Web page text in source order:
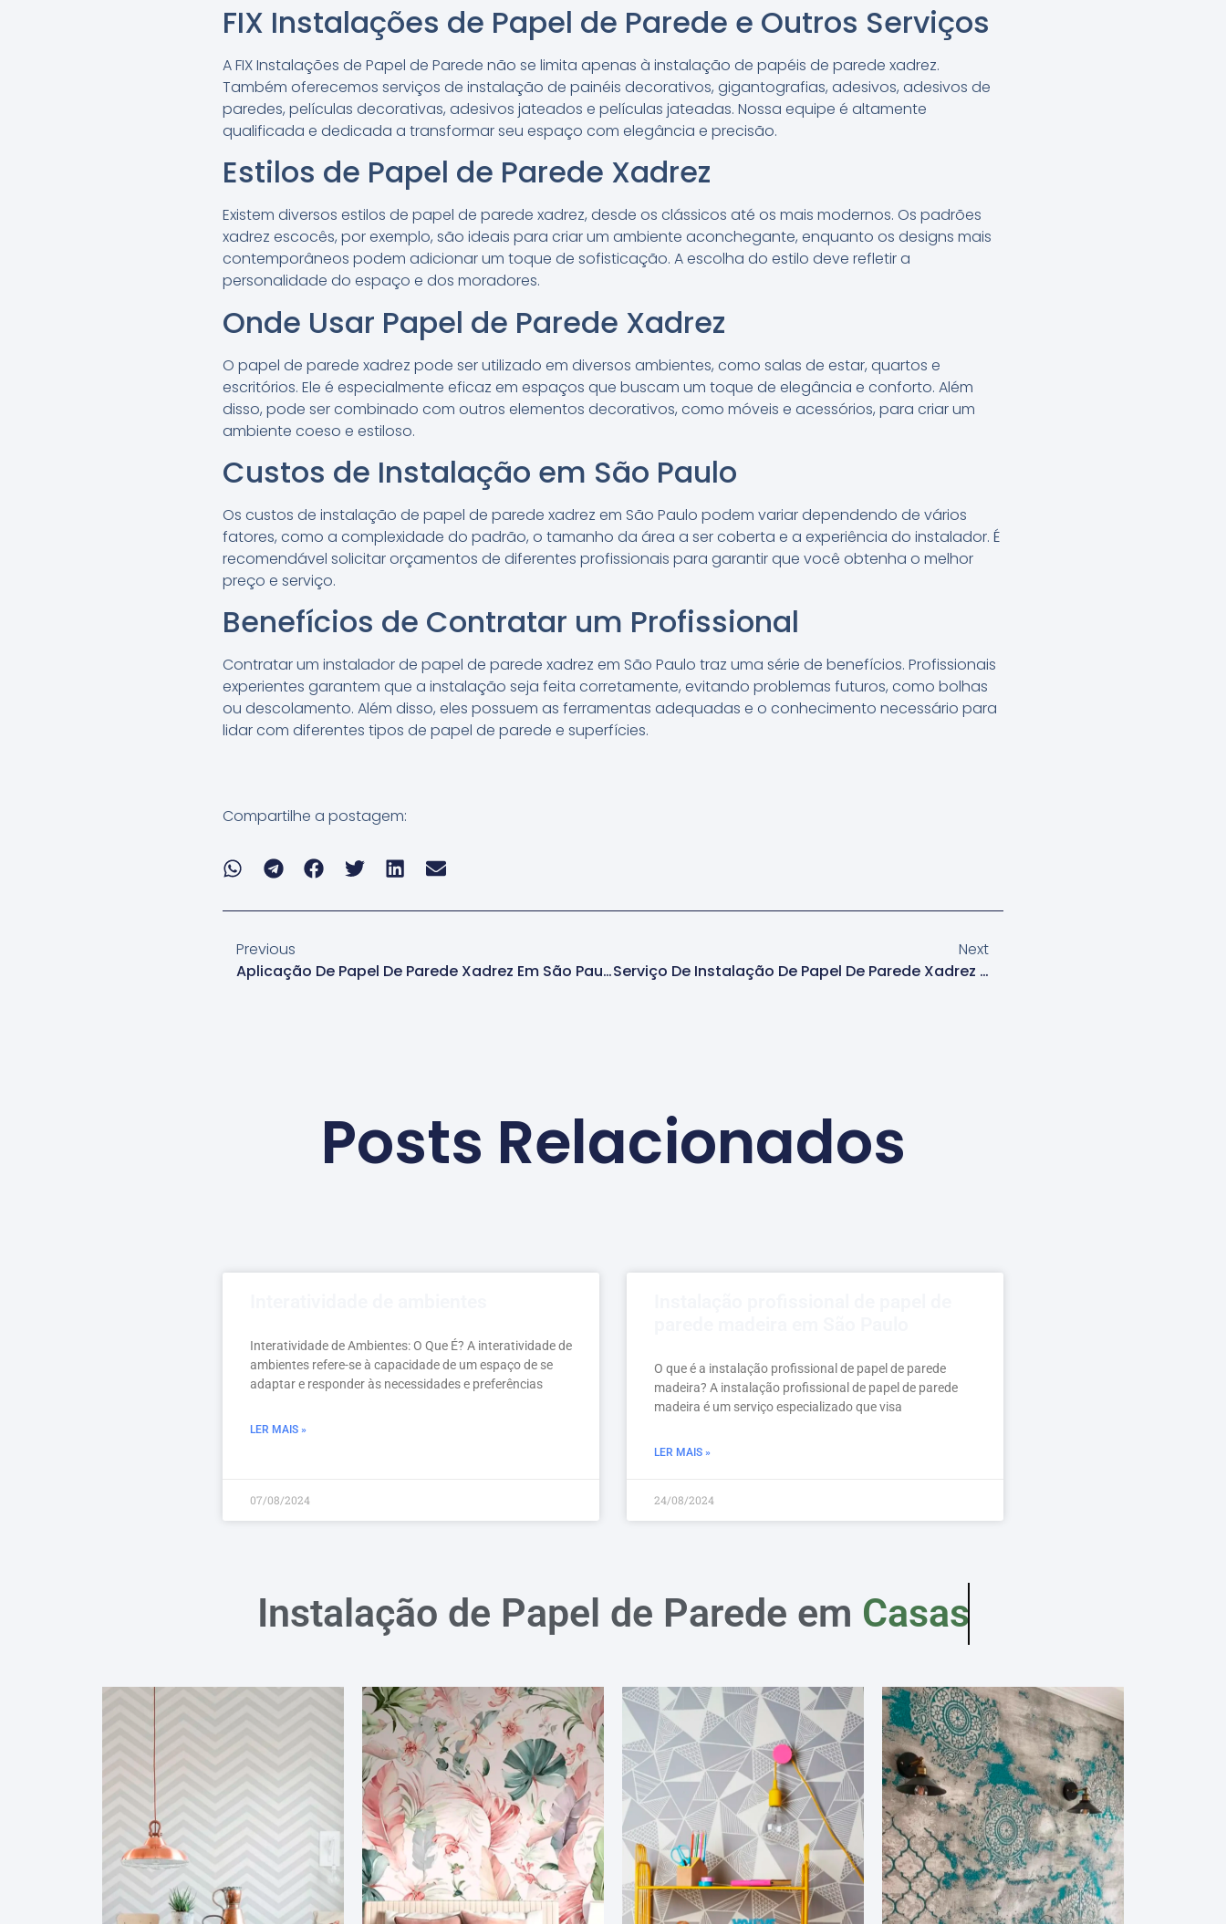
FIX Instalações de Papel de Parede e Outros Serviços
A FIX Instalações de Papel de Parede não se limita apenas à instalação de papéis de parede xadrez.
Também oferecemos serviços de instalação de painéis decorativos, gigantografias, adesivos, adesivos de
paredes, películas decorativas, adesivos jateados e películas jateadas. Nossa equipe é altamente
qualificada e dedicada a transformar seu espaço com elegância e precisão.
Estilos de Papel de Parede Xadrez
Existem diversos estilos de papel de parede xadrez, desde os clássicos até os mais modernos. Os padrões
xadrez escocês, por exemplo, são ideais para criar um ambiente aconchegante, enquanto os designs mais
contemporâneos podem adicionar um toque de sofisticação. A escolha do estilo deve refletir a
personalidade do espaço e dos moradores.
Onde Usar Papel de Parede Xadrez
O papel de parede xadrez pode ser utilizado em diversos ambientes, como salas de estar, quartos e
escritórios. Ele é especialmente eficaz em espaços que buscam um toque de elegância e conforto. Além
disso, pode ser combinado com outros elementos decorativos, como móveis e acessórios, para criar um
ambiente coeso e estiloso.
Custos de Instalação em São Paulo
Os custos de instalação de papel de parede xadrez em São Paulo podem variar dependendo de vários
fatores, como a complexidade do padrão, o tamanho da área a ser coberta e a experiência do instalador. É
recomendável solicitar orçamentos de diferentes profissionais para garantir que você obtenha o melhor
preço e serviço.
Benefícios de Contratar um Profissional
Contratar um instalador de papel de parede xadrez em São Paulo traz uma série de benefícios. Profissionais
experientes garantem que a instalação seja feita corretamente, evitando problemas futuros, como bolhas
ou descolamento. Além disso, eles possuem as ferramentas adequadas e o conhecimento necessário para
lidar com diferentes tipos de papel de parede e superfícies.
Compartilhe a postagem:
Previous
Aplicação De Papel De Parede Xadrez Em São Paulo
Next
Serviço De Instalação De Papel De Parede Xadrez Em São Paulo
Posts Relacionados
Interatividade de Ambientes: O Que É? A interatividade de
ambientes refere-se à capacidade de um espaço de se
adaptar e responder às necessidades e preferências
LER MAIS »
07/08/2024
O que é a instalação profissional de papel de parede
madeira? A instalação profissional de papel de parede
madeira é um serviço especializado que visa
LER MAIS »
24/08/2024
Instalação de Papel de Parede em Casas